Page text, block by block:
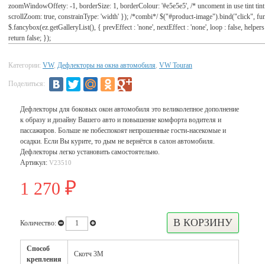
zoomWindowOffety: -1, borderSize: 1, borderColour: '#e5e5e5', /* uncoment in use tint
scrollZoom: true, constrainType: 'width' }); /*combi*/ $("#product-image").bind("click",
$.fancybox(ez.getGalleryList(), { prevEffect : 'none', nextEffect : 'none', loop : false,
return false; });
Категории: VW, Дефлекторы на окна автомобиля, VW Touran
Поделиться:
Дефлекторы для боковых окон автомобиля это великолепное дополнение
к образу и дизайну Вашего авто и повышение комфорта водителя и
пассажиров. Больше не побеспокоят непрошенные гости-насекомые и
осадки. Если Вы курите, то дым не вернётся в салон автомобиля.
Дефлекторы легко установить самостоятельно.
Артикул: V23510
1 270 ₽
Количество:
Способ
крепления
Скотч 3М